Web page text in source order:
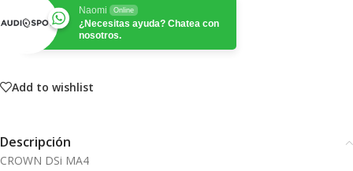
Naomi Online
¿Necesitas ayuda? Chatea con
nosotros.
Add to wishlist
Descripción
CROWN DSi MA4